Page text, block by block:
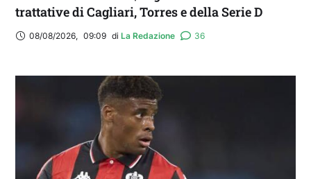
trattative di Cagliari, Torres e della Serie D
08/08/2026, 09:09 di La Redazione 36